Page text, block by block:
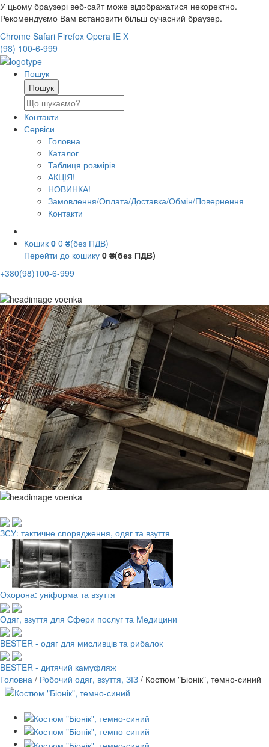
У цьому браузері веб-сайт може відображатися некоректно.
Рекомендуємо Вам встановити більш сучасний браузер.
Chrome Safari Firefox Opera IE X
(98) 100-6-999
Пошук
Контакти
Сервіси
Головна
Каталог
Таблиця розмірів
АКЦІЯ!
НОВИНКА!
Замовлення/Оплата/Доставка/Обмін/Повернення
Контакти
Кошик 0 0 ₴(без ПДВ)
Перейти до кошику 0 ₴(без ПДВ)
+380(98)100-6-999
ЗСУ: тактичне спорядження, одяг та взуття
Охорона: уніформа та взуття
Одяг, взуття для Сфери послуг та Медицини
BESTER - одяг для мисливців та рибалок
BESTER - дитячий камуфляж
Головна / Робочий одяг, взуття, ЗІЗ / Костюм "Біонік", темно-синий